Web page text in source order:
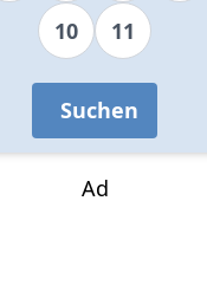
10
11
Suchen
Ad